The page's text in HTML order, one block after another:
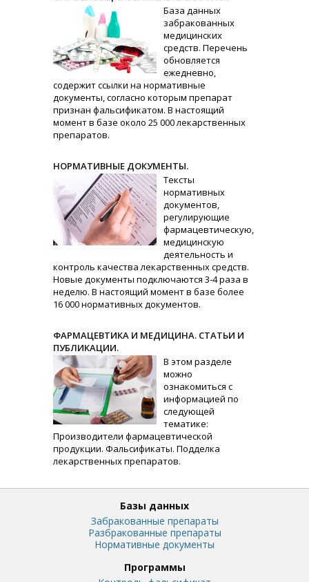
База данных
забракованных
медицинских
средств. Перечень
обновляется
ежедневно,
содержит ссылки на нормативные
документы, согласно которым препарат
признан фальсификатом. В настоящий
момент в базе около 25 000 лекарственных
препаратов.
НОРМАТИВНЫЕ ДОКУМЕНТЫ.
Тексты
нормативных
документов,
регулирующие
фармацевтическую,
медицинскую
деятельность и
контроль качества лекарственных средств.
Новые документы подключаются 3-4 раза в
неделю. В настоящий момент в базе более
16 000 нормативных документов.
ФАРМАЦЕВТИКА И МЕДИЦИНА. СТАТЬИ И
ПУБЛИКАЦИИ.
В этом разделе
можно
ознакомиться с
информацией по
следующей
тематике:
Производители фармацевтической
продукции. Фальсификаты. Подделка
лекарственных препаратов.
Базы данных
Забракованные препараты
Разбракованные препараты
Нормативные документы
Программы